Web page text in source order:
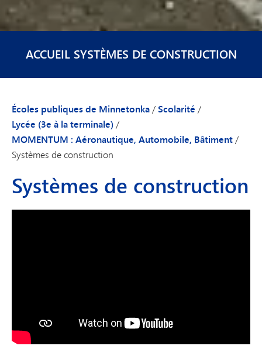
ACCUEIL SYSTÈMES DE CONSTRUCTION
Écoles publiques de Minnetonka/Scolarité /
Lycée (3e à la terminale)/
MOMENTUM : Aéronautique, Automobile, Bâtiment/
Systèmes de construction
Systèmes de construction